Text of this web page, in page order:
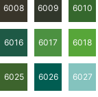
6008 6009 6010
6016 6017 6018
6025 6026 6027